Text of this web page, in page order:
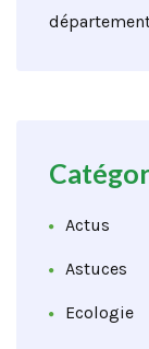
Actus
Astuces
Ecologie